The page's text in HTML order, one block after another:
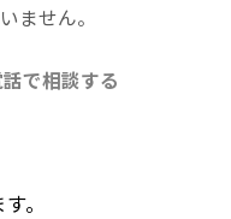
ません。
で相談する
。